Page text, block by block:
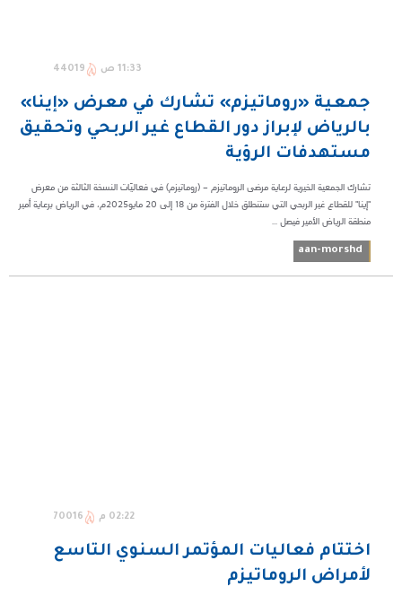
11:33 ص 44019
جمعية «روماتيزم» تشارك في معرض «إينا»
بالرياض لإبراز دور القطاع غير الربحي وتحقيق
مستهدفات الرؤية
تشارك الجمعية الخيرية لرعاية مرضى الروماتيزم – (روماتيزم) في فعاليّات النسخة الثالثة من معرض
"إينا" للقطاع غير الربحي التي ستنطلق خلال الفترة من 18 إلى 20 مايو2025م، في الرياض برعاية أمير
منطقة الرياض الأمير فيصل ...
aan-morshd
02:22 م 70016
اختتام فعاليات المؤتمر السنوي التاسع
لأمراض الروماتيزم